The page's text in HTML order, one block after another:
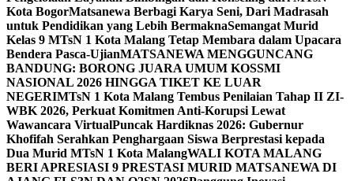
Kota BogorMatsanewa Berbagi Karya Seni, Dari Madrasah
untuk Pendidikan yang Lebih BermaknaSemangat Murid
Kelas 9 MTsN 1 Kota Malang Tetap Membara dalam Upacara
Bendera Pasca-UjianMATSANEWA MENGGUNCANG
BANDUNG: BORONG JUARA UMUM KOSSMI
NASIONAL 2026 HINGGA TIKET KE LUAR
NEGERIMTsN 1 Kota Malang Tembus Penilaian Tahap II ZI-
WBK 2026, Perkuat Komitmen Anti-Korupsi Lewat
Wawancara VirtualPuncak Hardiknas 2026: Gubernur
Khofifah Serahkan Penghargaan Siswa Berprestasi kepada
Dua Murid MTsN 1 Kota MalangWALI KOTA MALANG
BERI APRESIASI 9 PRESTASI MURID MATSANEWA DI